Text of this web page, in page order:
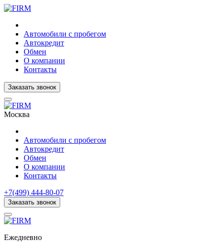
Автомобили с пробегом
Автокредит
Обмен
О компании
Контакты
Заказать звонок
Москва
Автомобили с пробегом
Автокредит
Обмен
О компании
Контакты
+7(499) 444-80-07
Заказать звонок
Ежедневно